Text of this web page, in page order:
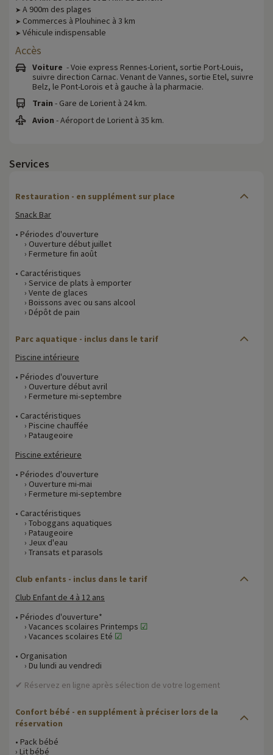
➤ A 900m des plages
➤ Commerces à Plouhinec à 3 km
➤ Véhicule indispensable
Accès
Voiture - Voie express Rennes-Lorient, sortie Port-Louis,
suivre direction Carnac. Venant de Vannes, sortie Etel, suivre
Belz, le Pont-Lorois et à gauche à la pharmacie.
Train - Gare de Lorient à 24 km.
Avion - Aéroport de Lorient à 35 km.
Services
Restauration - en supplément sur place
Snack Bar
• Périodes d'ouverture
› Ouverture début juillet
› Fermeture fin août
• Caractéristiques
› Service de plats à emporter
› Vente de glaces
› Boissons avec ou sans alcool
› Dépôt de pain
Parc aquatique - inclus dans le tarif
Piscine intérieure
• Périodes d'ouverture
› Ouverture début avril
› Fermeture mi-septembre
• Caractéristiques
› Piscine chauffée
› Pataugeoire
Piscine extérieure
• Périodes d'ouverture
› Ouverture mi-mai
› Fermeture mi-septembre
• Caractéristiques
› Toboggans aquatiques
› Pataugeoire
› Jeux d'eau
› Transats et parasols
Club enfants - inclus dans le tarif
Club Enfant de 4 à 12 ans
• Périodes d'ouverture*
› Vacances scolaires Printemps ☑
› Vacances scolaires Eté ☑
• Organisation
› Du lundi au vendredi
✔ Réservez en ligne après sélection de votre logement
Confort bébé - en supplément à préciser lors de la
réservation
• Pack bébé
› Lit bébé